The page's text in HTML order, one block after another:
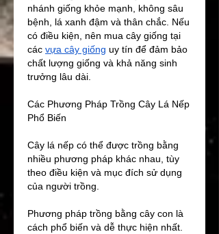
nhánh giống khỏe mạnh, không sâu
bệnh, lá xanh đậm và thân chắc. Nếu
có điều kiện, nên mua cây giống tại
các vựa cây giống uy tín để đảm bảo
chất lượng giống và khả năng sinh
trưởng lâu dài.
Các Phương Pháp Trồng Cây Lá Nếp
Phổ Biến
Cây lá nếp có thể được trồng bằng
nhiều phương pháp khác nhau, tùy
theo điều kiện và mục đích sử dụng
của người trồng.
Phương pháp trồng bằng cây con là
cách phổ biến và dễ thực hiện nhất.